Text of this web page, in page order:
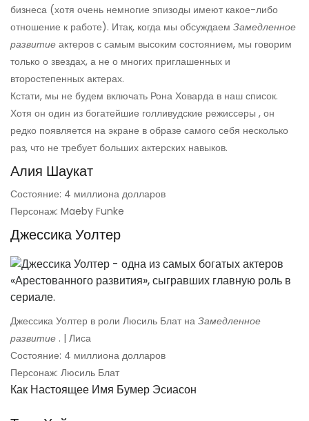
бизнеса (хотя очень немногие эпизоды имеют какое-либо
отношение к работе). Итак, когда мы обсуждаем Замедленное
развитие актеров с самым высоким состоянием, мы говорим
только о звездах, а не о многих приглашенных и
второстепенных актерах.
Кстати, мы не будем включать Рона Ховарда в наш список.
Хотя он один из богатейшие голливудские режиссеры , он
редко появляется на экране в образе самого себя несколько
раз, что не требует больших актерских навыков.
Алия Шаукат
Состояние: 4 миллиона долларов
Персонаж: Maeby Funke
Джессика Уолтер
Джессика Уолтер в роли Люсиль Блат на Замедленное
развитие . | Лиса
Состояние: 4 миллиона долларов
Персонаж: Люсиль Блат
Как Настоящее Имя Бумер Эсиасон